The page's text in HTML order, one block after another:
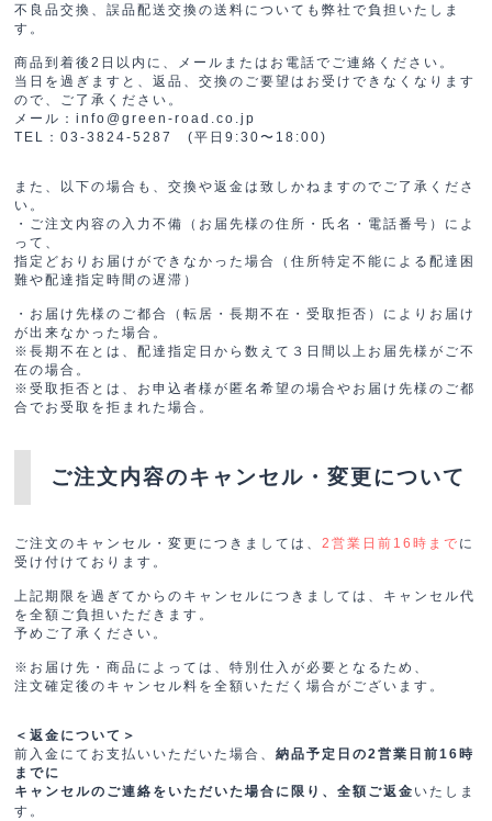
不良品交換、誤品配送交換の送料についても弊社で負担いたしま
す。
商品到着後2日以内に、メールまたはお電話でご連絡ください。
当日を過ぎますと、返品、交換のご要望はお受けできなくなります
ので、ご了承ください。
メール：info@green-road.co.jp
TEL：03-3824-5287 (平日9:30〜18:00)
また、以下の場合も、交換や返金は致しかねますのでご了承くださ
い。
・ご注文内容の入力不備（お届先様の住所・氏名・電話番号）によ
って、
指定どおりお届けができなかった場合（住所特定不能による配達困
難や配達指定時間の遅滞）
・お届け先様のご都合（転居・長期不在・受取拒否）によりお届け
が出来なかった場合。
※長期不在とは、配達指定日から数えて３日間以上お届先様がご不
在の場合。
※受取拒否とは、お申込者様が匿名希望の場合やお届け先様のご都
合でお受取を拒まれた場合。
ご注文内容のキャンセル・変更について
ご注文のキャンセル・変更につきましては、 2営業日前16時まで に
受け付けております。
上記期限を過ぎてからのキャンセルにつきましては、キャンセル代
を全額ご負担いただきます。
予めご了承ください。
※お届け先・商品によっては、特別仕入が必要となるため、
注文確定後のキャンセル料を全額いただく場合がございます。
＜返金について＞
前入金にてお支払いいただいた場合、納品予定日の2営業日前16時
までに
キャンセルのご連絡をいただいた場合に限り、全額ご返金 いたしま
す。